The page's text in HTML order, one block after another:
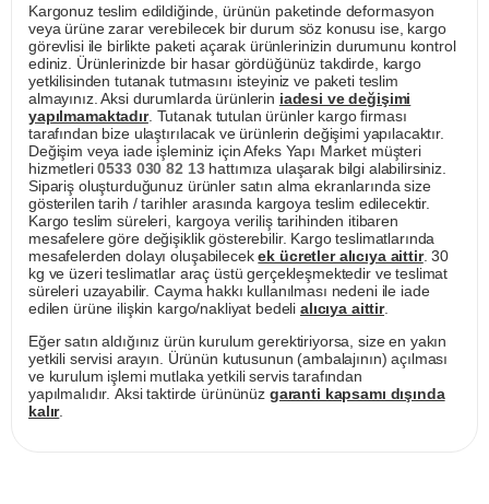
Kargonuz teslim edildiğinde, ürünün paketinde deformasyon
veya ürüne zarar verebilecek bir durum söz konusu ise, kargo
görevlisi ile birlikte paketi açarak ürünlerinizin durumunu kontrol
ediniz. Ürünlerinizde bir hasar gördüğünüz takdirde, kargo
yetkilisinden tutanak tutmasını isteyiniz ve paketi teslim
almayınız. Aksi durumlarda ürünlerin iadesi ve değişimi
yapılmamaktadır. Tutanak tutulan ürünler kargo firması
tarafından bize ulaştırılacak ve ürünlerin değişimi yapılacaktır.
Değişim veya iade işleminiz için Afeks Yapı Market müşteri
hizmetleri0533 030 82 13hattımıza ulaşarak bilgi alabilirsiniz.
Sipariş oluşturduğunuz ürünler satın alma ekranlarında size
gösterilen tarih / tarihler arasında kargoya teslim edilecektir.
Kargo teslim süreleri, kargoya veriliş tarihinden itibaren
mesafelere göre değişiklik gösterebilir. Kargo teslimatlarında
mesafelerden dolayı oluşabilecekek ücretler alıcıya aittir. 30
kg ve üzeri teslimatlar araç üstü gerçekleşmektedir ve teslimat
süreleri uzayabilir. Cayma hakkı kullanılması nedeni ile iade
edilen ürüne ilişkin kargo/nakliyat bedeli alıcıya aittir.
Eğer satın aldığınız ürün kurulum gerektiriyorsa, size en yakın
yetkili servisi arayın. Ürünün kutusunun (ambalajının) açılması
ve kurulum işlemi mutlaka yetkili servis tarafından
yapılmalıdır. Aksi taktirde ürününüz garanti kapsamı dışında
kalır.